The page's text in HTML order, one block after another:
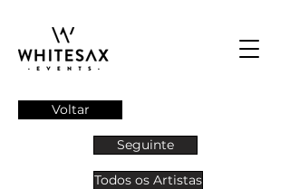
Voltar
Seguinte
Todos os Artistas